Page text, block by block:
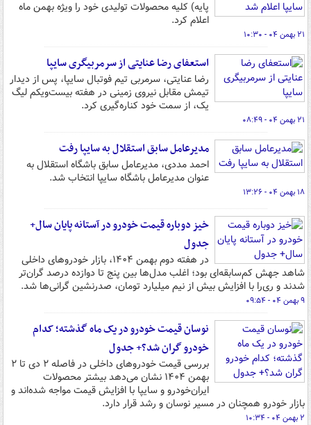
پایه) کلیه محصولات تولیدی خود را ویژه بهمن ماه
اعلام کرد.
۲۱ بهمن ۰۴ - ۱۰:۳۰
استعفای رضا عنایتی از سرمربیگری سایپا
رضا عنایتی، سرمربی تیم فوتبال سایپا، پس از دیدار
تیمش مقابل نیروی زمینی در هفته بیست‌ویکم لیگ
یک، از سمت خود کناره‌گیری کرد.
۲۱ بهمن ۰۴ - ۰۸:۴۹
مدیرعامل سابق استقلال به سایپا رفت
احمد مددی، مدیرعامل سابق باشگاه استقلال به
عنوان مدیرعامل باشگاه سایپا انتخاب شد.
۱۸ بهمن ۰۴ - ۱۳:۲۶
خیز دوباره قیمت‌ خودرو در آستانه پایان سال+
جدول
در هفته دوم بهمن ۱۴۰۴، بازار خودروهای داخلی
شاهد جهش کم‌سابقه‌ای بود؛ اغلب مدل‌ها بین پنج تا دوازده درصد گران‌تر
شدند و ری‌را با افزایش بیش از نیم میلیارد تومان، صدرنشین گرانی‌ها شد.
۹ بهمن ۰۴ - ۰۹:۵۴
نوسان قیمت خودرو در یک ماه گذشته؛ کدام
خودرو گران شد؟+ جدول
بررسی قیمت خودروهای داخلی در فاصله ۲ دی تا ۲
بهمن ۱۴۰۴ نشان می‌دهد بیشتر محصولات
ایران‌خودرو و سایپا با افزایش قیمت مواجه شده‌اند و
بازار خودرو همچنان در مسیر نوسان و رشد قرار دارد.
۲ بهمن ۰۴ - ۱۰:۳۴